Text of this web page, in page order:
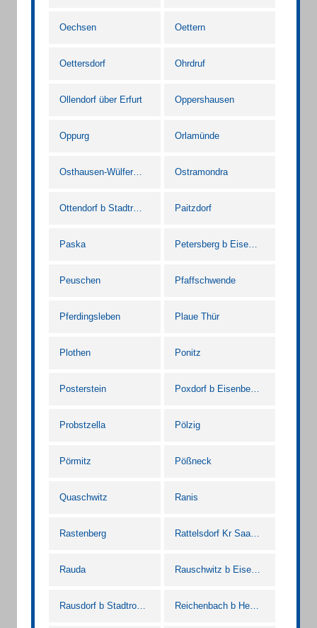
Oechsen Oettern
Oettersdorf Ohrdruf
Ollendorf über Erfurt Oppershausen
Oppurg Orlamünde
Osthausen-Wülfershausen Ostramondra
Ottendorf b Stadtroda Paitzdorf
Paska Petersberg b Eisenberg Thür
Peuschen Pfaffschwende
Pferdingsleben Plaue Thür
Plothen Ponitz
Posterstein Poxdorf b Eisenberg Thür
Probstzella Pölzig
Pörmitz Pößneck
Quaschwitz Ranis
Rastenberg Rattelsdorf Kr Saale-Holzland-Kreis
Rauda Rauschwitz b Eisenberg Thür
Rausdorf b Stadtroda Reichenbach b Hermsdorf Thür